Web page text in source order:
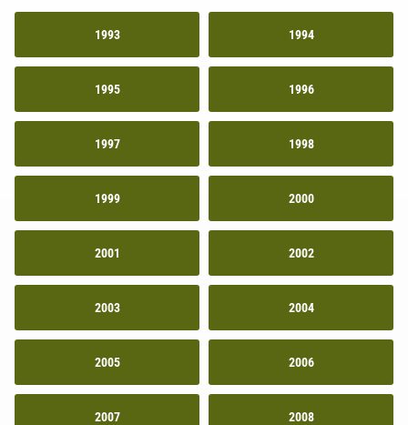
1993 1994
1995 1996
1997 1998
1999 2000
2001 2002
2003 2004
2005 2006
2007 2008